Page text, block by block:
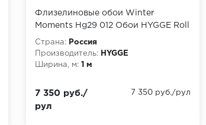
Флизелиновые обои Winter
Moments Hg29 012 Обои HYGGE Roll
(Winter Moments) (1*6) 10,05x1,00
флизелин
Страна:
Россия
Производитель:
HYGGE
Ширина, м: 1 м
7 350 руб./
рул
7 350 руб./рул